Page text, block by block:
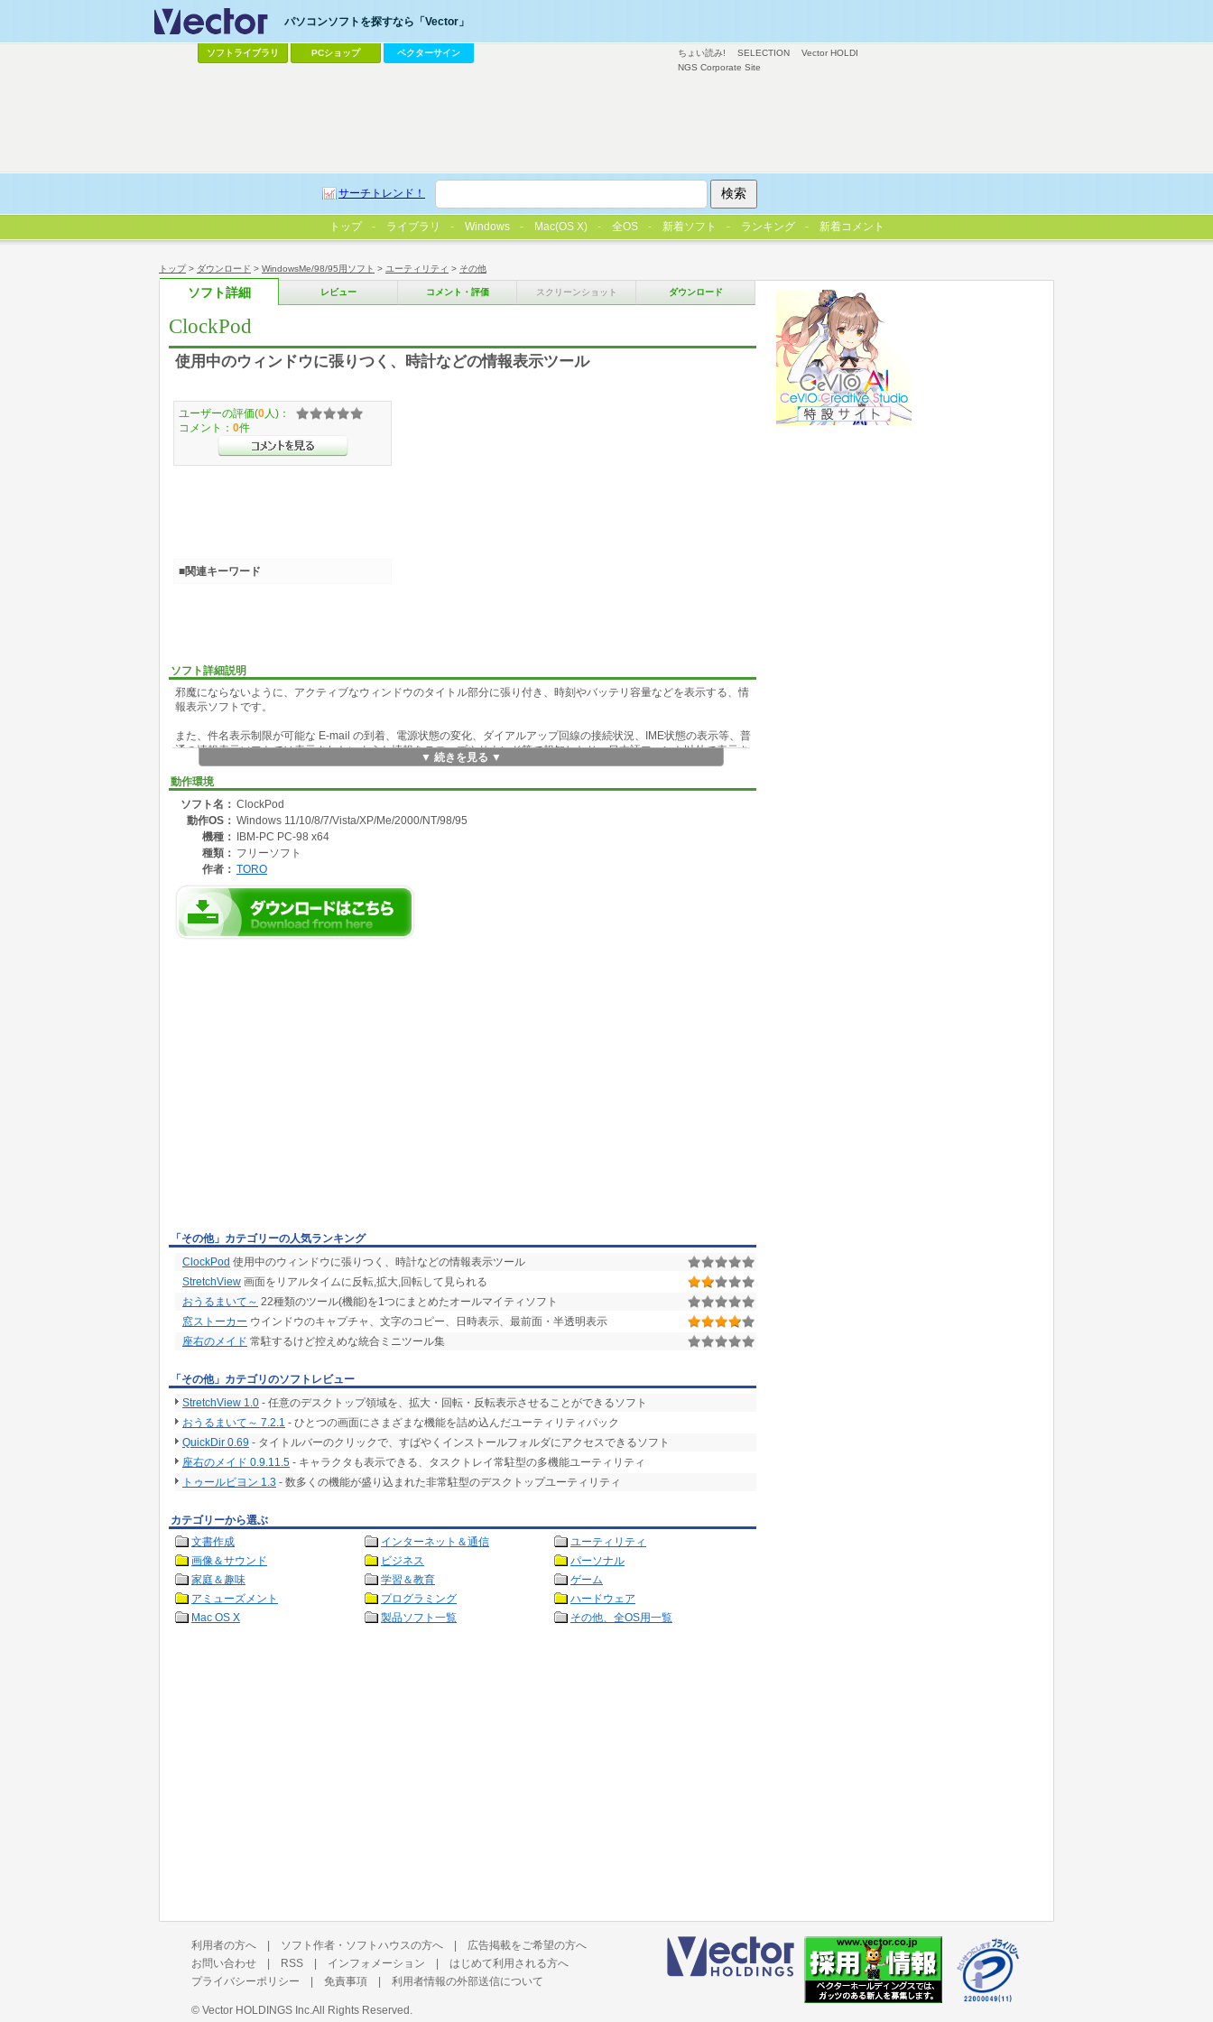
トップ> ダウンロード > WindowsMe/98/95用ソフト > ユーティリティ > その他
ソフト詳細 レビュー コメント・評価 スクリーンショット ダウンロード
ClockPod
使用中のウィンドウに張りつく、時計などの情報表示ツール
ソフト詳細説明
邪魔にならないように、アクティブなウィンドウのタイトル部分に張り付き、時刻やバッテリ容量などを表示する、情
報表示ソフトです。
また、件名表示制限が可能な E-mail の到着、電源状態の変化、ダイアルアップ回線の接続状況、IME状態の表示等、普
通の情報表示ソフトでは表示されないような情報をテロップやサウンド等で報知したり、日本語フォント以外で表示さ
れているウィンドウのフォントの変更を行うなど、ちょっと変わった機能を内蔵しています。
その他、ネットワーク接続された他のパソコンに回線状況などを通知したり、遠隔操作で回線の切断を行う事もできま
す。
▼ 続きを見る ▼
動作環境
ソフト名： ClockPod
動作OS： Windows 11/10/8/7/Vista/XP/Me/2000/NT/98/95
機種：
IBM-PC PC-98 x64
種類： フリーソフト
作者： TORO
ユーザーの評価(0 人)：
コメント： 0件
■関連キーワード
「その他」カテゴリーの人気ランキング
ClockPod 使用中のウィンドウに張りつく、時計などの情報表示ツール
StretchView 画面をリアルタイムに反転,拡大,回転して見られる
おうるまいて～ 22種類のツール(機能)を1つにまとめたオールマイティソフト
窓ストーカー ウインドウのキャプチャ、文字のコピー、日時表示、最前面・半透明表示
座右のメイド 常駐するけど控えめな統合ミニツール集
「その他」カテゴリのソフトレビュー
StretchView 1.0 - 任意のデスクトップ領域を、拡大・回転・反転表示させることができるソフト
おうるまいて～ 7.2.1 - ひとつの画面にさまざまな機能を詰め込んだユーティリティパック
QuickDir 0.69 - タイトルバーのクリックで、すばやくインストールフォルダにアクセスできるソフト
座右のメイド 0.9.11.5 - キャラクタも表示できる、タスクトレイ常駐型の多機能ユーティリティ
トゥールビヨン 1.3 - 数多くの機能が盛り込まれた非常駐型のデスクトップユーティリティ
カテゴリーから選ぶ
文書作成
インターネット＆通信
ユーティリティ
画像＆サウンド
ビジネス
パーソナル
家庭＆趣味
学習＆教育
ゲーム
アミューズメント
プログラミング
ハードウェア
Mac OS X
製品ソフト一覧 その他、全OS用一覧
ちょい読み! SELECTION
Vector HOLDI
NGS Corporate Site
パソコンソフトを探すなら「Vector」
ソフトライブラリ PCショップ ベクターサイン
サーチトレンド！
トップ ライブラリ Windows Mac(OS X) 全OS 新着ソフト ランキング 新着コメント
利用者の方へ | ソフト作者・ソフトハウスの方へ | 広告掲載をご希望の方へ
お問い合わせ | RSS | インフォメーション | はじめて利用される方へ
プライバシーポリシー | 免責事項 | 利用者情報の外部送信について
© Vector HOLDINGS Inc. All Rights Reserved.